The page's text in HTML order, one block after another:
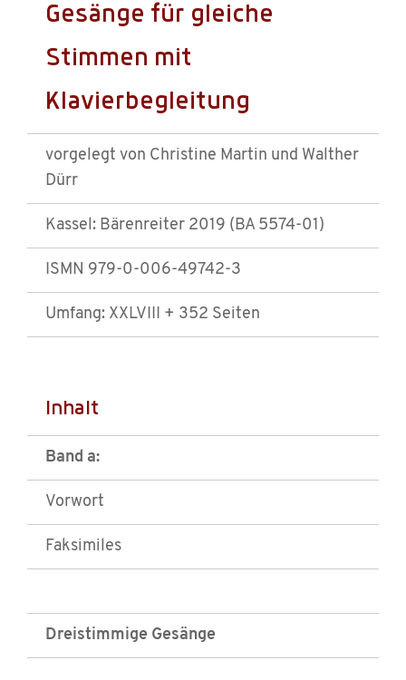
Gesänge für gleiche
Stimmen mit
Klavierbegleitung
vorgelegt von Christine Martin und Walther
Dürr
Kassel: Bärenreiter 2019 (BA 5574-01)
ISMN 979-0-006-49742-3
Umfang: XXLVIII + 352 Seiten
Inhalt
Band a:
Vorwort
Faksimiles
Dreistimmige Gesänge